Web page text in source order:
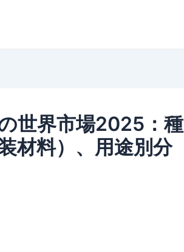
世界市場2025：種
材料）、用途別分